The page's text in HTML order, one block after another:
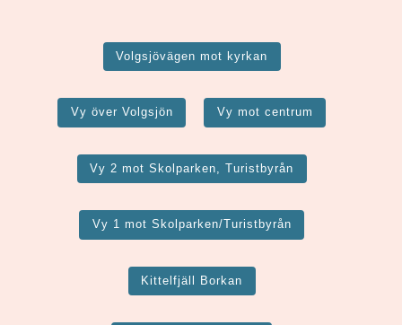
Volgsjövägen mot kyrkan
Vy över Volgsjön Vy mot centrum
Vy 2 mot Skolparken, Turistbyrån
Vy 1 mot Skolparken/Turistbyrån
Kittelfjäll Borkan